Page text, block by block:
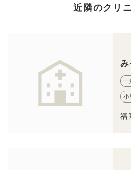
近隣のクリ
一
小
福